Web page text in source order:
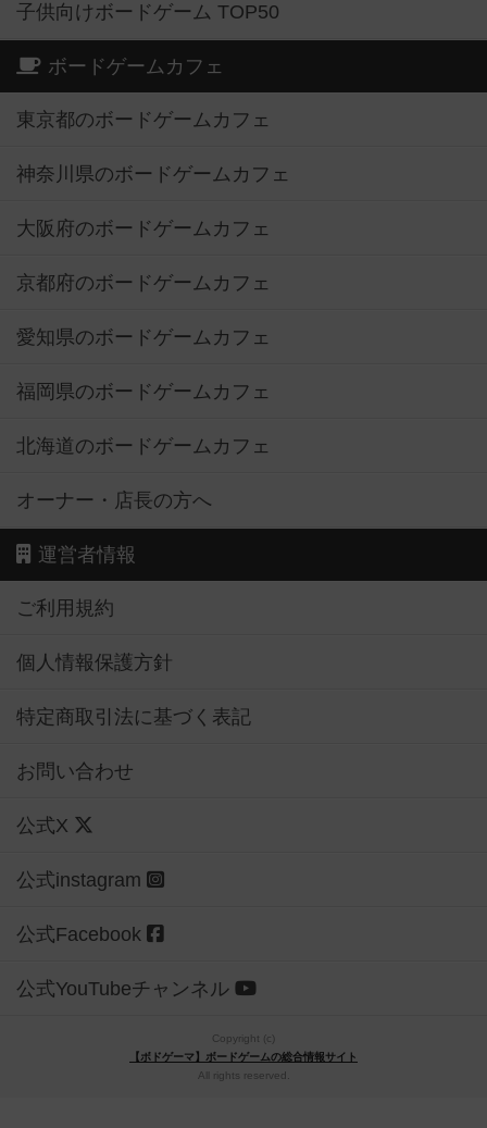
子供向けボードゲーム TOP50
ボードゲームカフェ
東京都のボードゲームカフェ
神奈川県のボードゲームカフェ
大阪府のボードゲームカフェ
京都府のボードゲームカフェ
愛知県のボードゲームカフェ
福岡県のボードゲームカフェ
北海道のボードゲームカフェ
オーナー・店長の方へ
運営者情報
ご利用規約
個人情報保護方針
特定商取引法に基づく表記
お問い合わせ
公式X
公式instagram
公式Facebook
公式YouTubeチャンネル
Copyright (c)
【ボドゲーマ】ボードゲームの総合情報サイト
All rights reserved.